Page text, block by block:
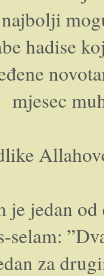
hadise
mjesec
je jedan
selam:
za